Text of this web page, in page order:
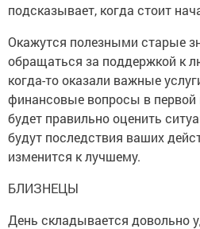
подсказывает, когда стоит
Окажутся полезными старые
обращаться за поддержкой к
когда-то оказали важные
финансовые вопросы в первой
будет правильно оценить
будут последствия ваших
изменится к лучшему.
БЛИЗНЕЦЫ
День складывается довольно